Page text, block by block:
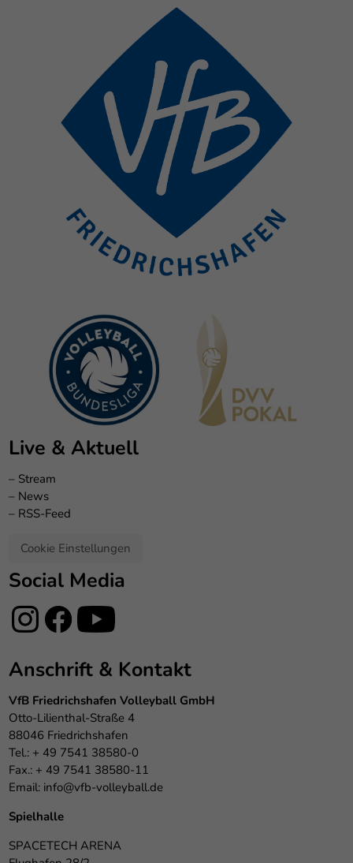
Live & Aktuell
– Stream
– News
– RSS-Feed
Cookie Einstellungen
Social Media
Anschrift & Kontakt
VfB Friedrichshafen Volleyball GmbH
Otto-Lilienthal-Straße 4
88046 Friedrichshafen
Tel.: + 49 7541 38580-0
Fax.: + 49 7541 38580-11
Email: info@vfb-volleyball.de
Spielhalle
SPACETECH ARENA